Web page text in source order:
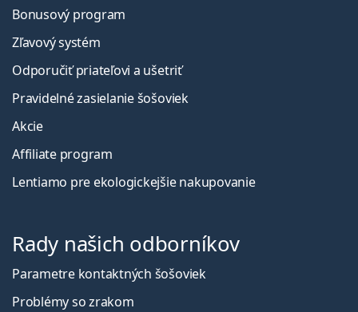
Bonusový program
Zľavový systém
Odporučiť priateľovi a ušetriť
Pravidelné zasielanie šošoviek
Akcie
Affiliate program
Lentiamo pre ekologickejšie nakupovanie
Rady našich odborníkov
Parametre kontaktných šošoviek
Problémy so zrakom